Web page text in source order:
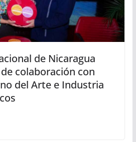
de Nicaragua
colaboración con
del Arte e Industria